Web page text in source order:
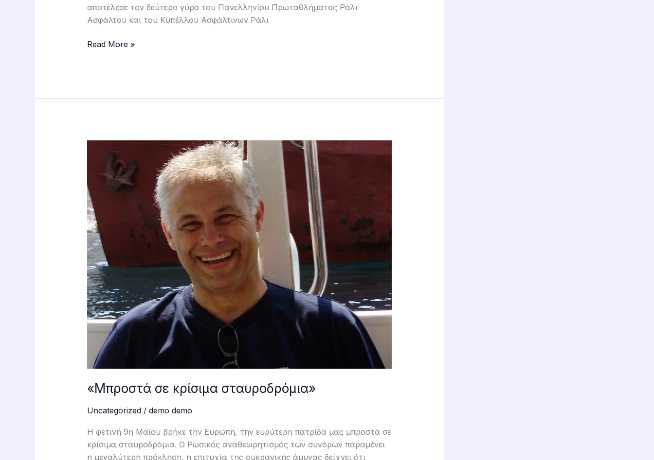
αποτέλεσε τον δεύτερο γύρο του Πανελληνίου Πρωταθλήματος Ράλι
Ασφάλτου και του Κυπέλλου Ασφάλτινων Ράλι
Read More »
«Μπροστά σε κρίσιμα σταυροδρόμια»
Uncategorized/ demo demo
Η φετινή 9η Μαϊου βρήκε την Ευρώπη, την ευρύτερη πατρίδα μας μπροστά σε
κρίσιμα σταυροδρόμια. Ο Ρωσικός αναθεωρητισμός των συνόρων παραμένει
η μεγαλύτερη πρόκληση, η επιτυχία της ουκρανικής άμυνας δείχνει ότι
κρίσιμα
σταυροδρόμια»